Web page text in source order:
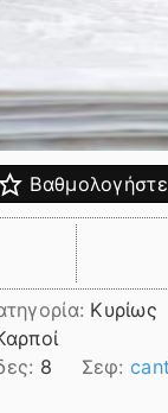
Βαθμολογήστε
Κυρίως
8 Σεφ: